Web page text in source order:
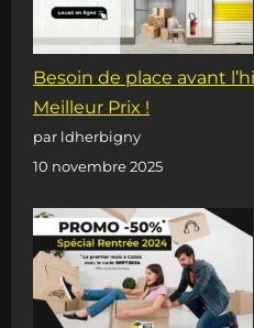
Besoin de place avant
Meilleur Prix !
par ldherbigny
10 novembre 2025